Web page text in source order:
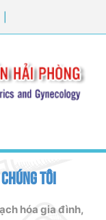
TÔI
hóa gia đình,